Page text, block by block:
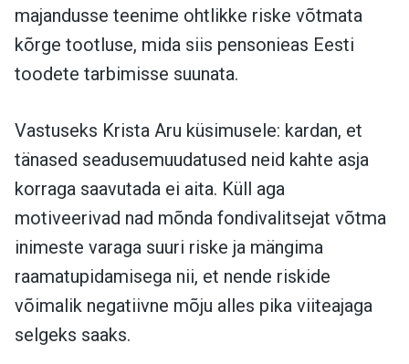
majandusse teenime ohtlikke riske võtmata
kõrge tootluse, mida siis pensonieas Eesti
toodete tarbimisse suunata.
Vastuseks Krista Aru küsimusele: kardan, et
tänased seadusemuudatused neid kahte asja
korraga saavutada ei aita. Küll aga
motiveerivad nad mõnda fondivalitsejat võtma
inimeste varaga suuri riske ja mängima
raamatupidamisega nii, et nende riskide
võimalik negatiivne mõju alles pika viiteajaga
selgeks saaks.